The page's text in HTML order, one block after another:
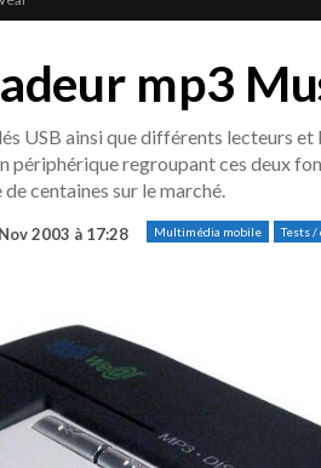
mp3
USB ainsi que différents lecteurs et
périphérique regroupant ces deux
centaines sur le marché.
Multimédia mobile Tests
2003 à 17:28